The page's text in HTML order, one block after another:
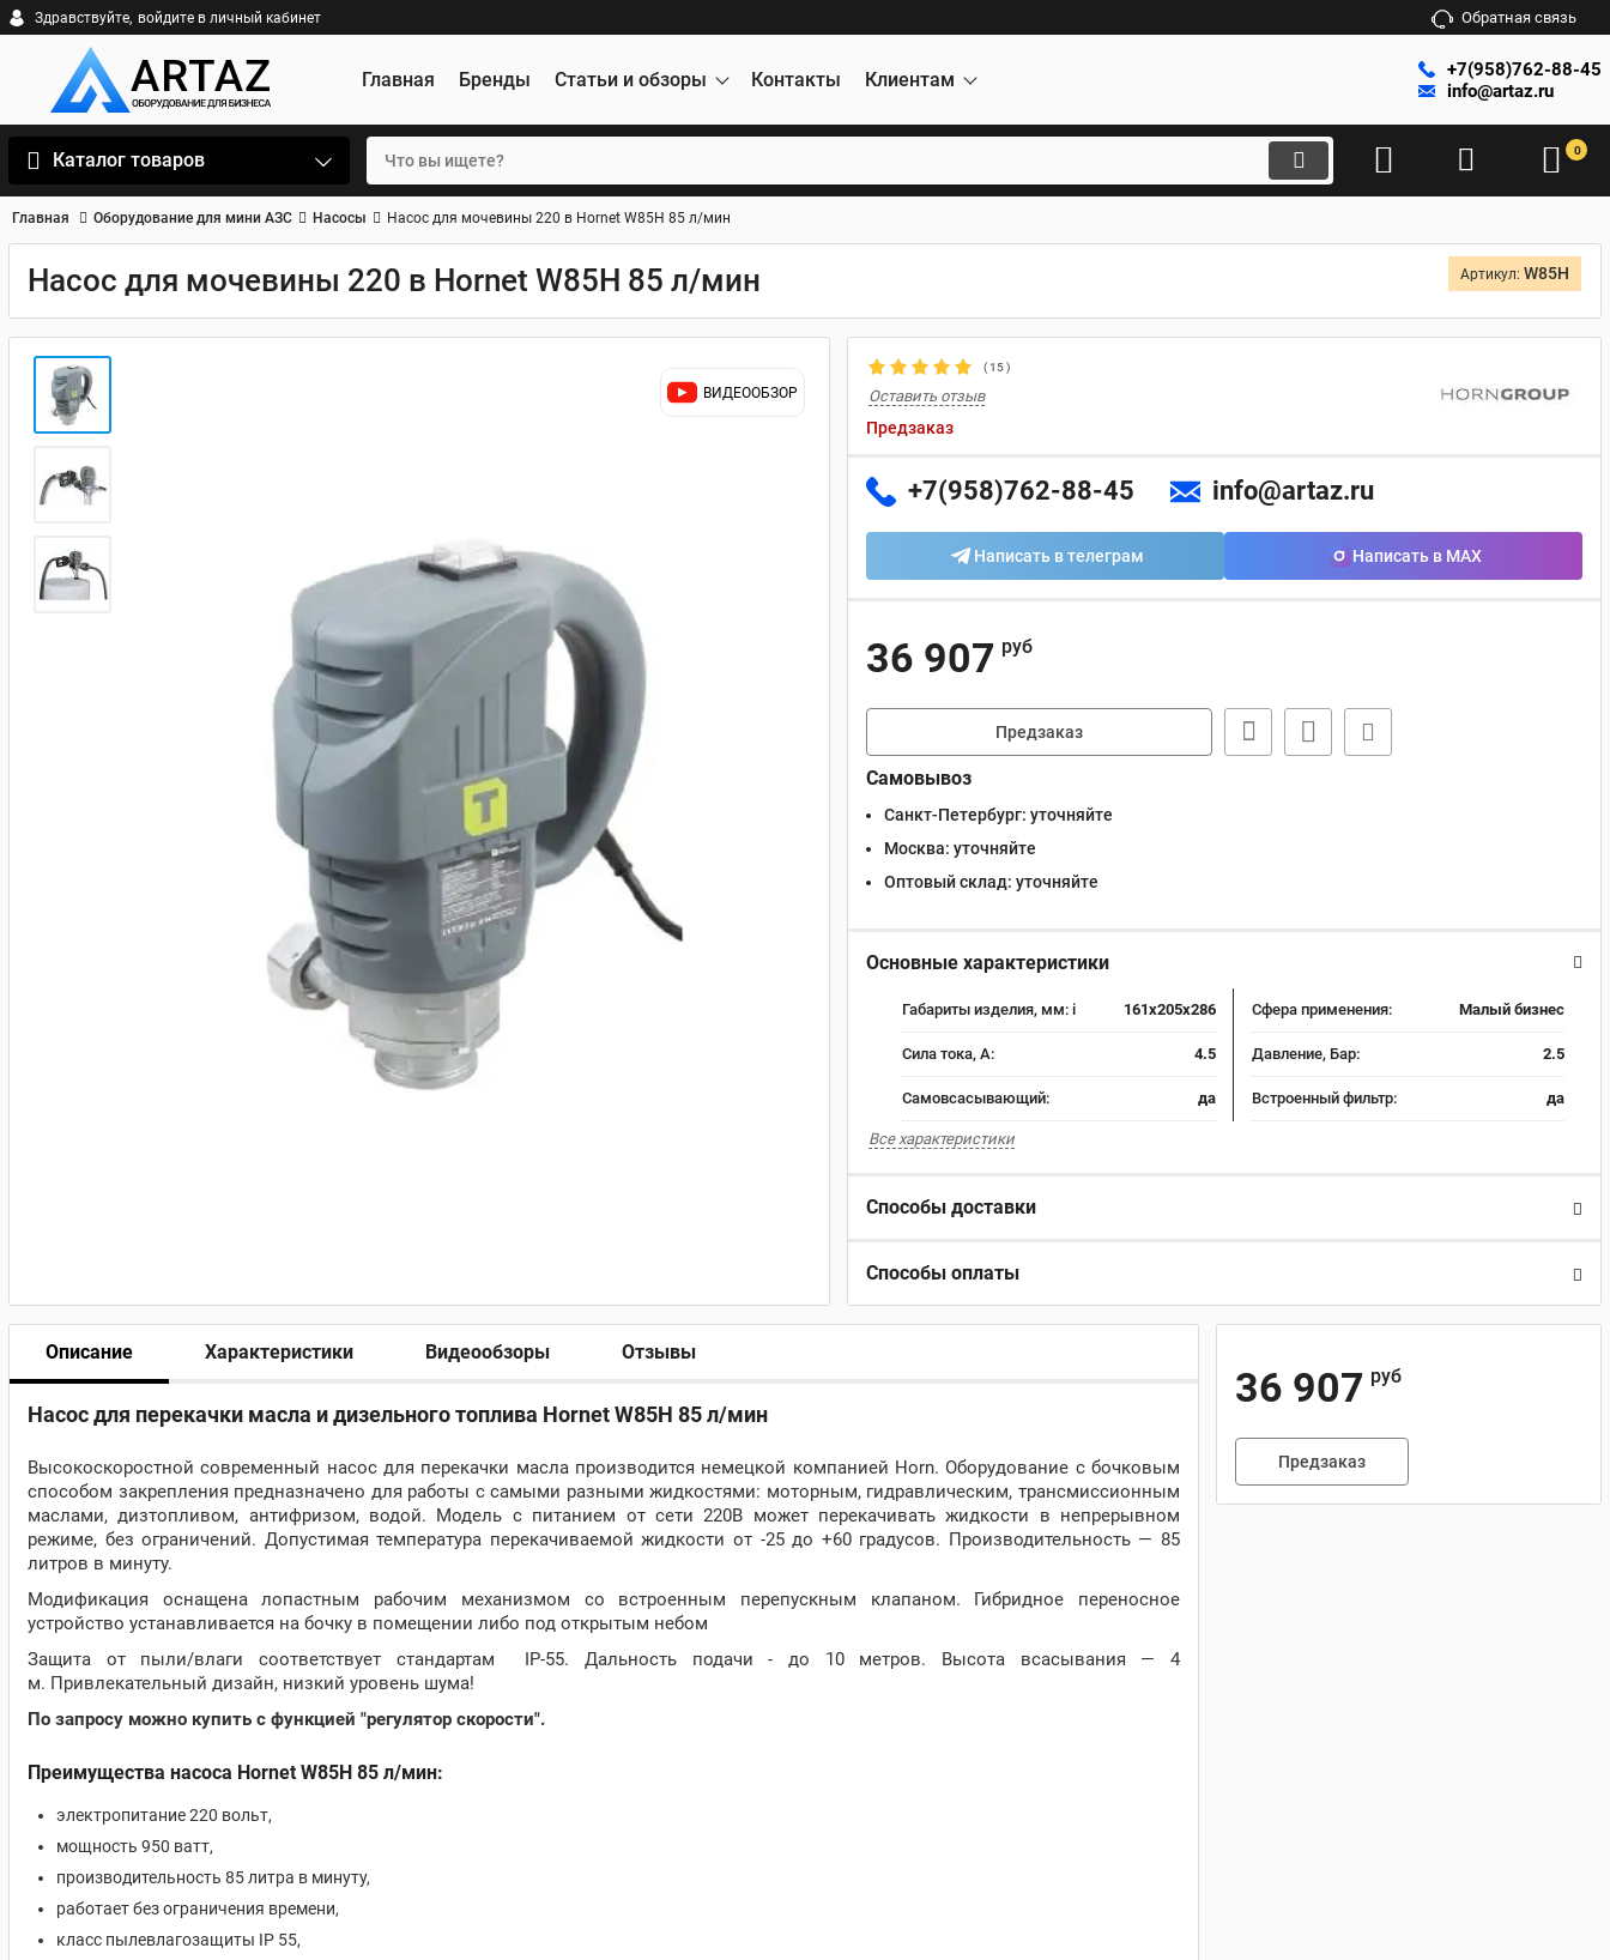
Здравствуйте, войдите в личный кабинет Обратная связь
Главная Бренды Статьи и обзоры Контакты Клиентам
+7(958)762-88-45
info@artaz.ru
Каталог товаров 0
Главная Оборудование для мини АЗС Насосы Насос для мочевины 220 в Hornet W85H 85 л/мин
Насос для мочевины 220 в Hornet W85H 85 л/мин Артикул: W85H
ВИДЕООБЗОР
(15)
Оставить отзыв
Предзаказ
+7(958)762-88-45 info@artaz.ru
Написать в телеграм Написать в MAX
36 907 руб
Предзаказ
Самовывоз
Санкт-Петербург: уточняйте
Москва: уточняйте
Оптовый склад: уточняйте
Основные характеристики
Габариты изделия, мм: i 161x205x286 Сфера применения: Малый бизнес
Сила тока, А: 4.5 Давление, Бар: 2.5
Самовсасывающий: да Встроенный фильтр: да
Все характеристики
Способы доставки
Способы оплаты
Описание Характеристики Видеообзоры Отзывы
Насос для перекачки масла и дизельного топлива Hornet W85H 85 л/мин
Высокоскоростной современный насос для перекачки масла производится немецкой компанией Horn. Оборудование с бочковым
способом закрепления предназначено для работы с самыми разными жидкостями: моторным, гидравлическим, трансмиссионным
маслами, дизтопливом, антифризом, водой. Модель с питанием от сети 220В может перекачивать жидкости в непрерывном
режиме, без ограничений. Допустимая температура перекачиваемой жидкости от -25 до +60 градусов. Производительность — 85
литров в минуту.
Модификация оснащена лопастным рабочим механизмом со встроенным перепускным клапаном. Гибридное переносное
устройство устанавливается на бочку в помещении либо под открытым небом
Защита от пыли/влаги соответствует стандартам IP-55. Дальность подачи - до 10 метров. Высота всасывания — 4
м. Привлекательный дизайн, низкий уровень шума!
По запросу можно купить с функцией "регулятор скорости".
Преимущества насоса Hornet W85H 85 л/мин:
электропитание 220 вольт,
мощность 950 ватт,
производительность 85 литра в минуту,
работает без ограничения времени,
класс пылевлагозащиты IP 55,
36 907 руб
Предзаказ